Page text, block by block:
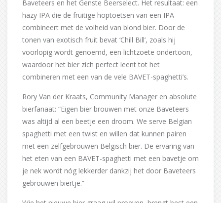
Baveteers en het Genste Beerselect. Het resultaat: een
hazy IPA die de fruitige hoptoetsen van een IPA
combineert met de volheid van blond bier. Door de
tonen van exotisch fruit bevat ‘Chill Bill’, zoals hij
voorlopig wordt genoemd, een lichtzoete ondertoon,
waardoor het bier zich perfect leent tot het
combineren met een van de vele BAVET-spaghetti’s.
Rory Van der Kraats, Community Manager en absolute
bierfanaat: “Eigen bier brouwen met onze Baveteers
was altijd al een beetje een droom. We serve Belgian
spaghetti met een twist en willen dat kunnen pairen
met een zelfgebrouwen Belgisch bier. De ervaring van
het eten van een BAVET-spaghetti met een bavetje om
je nek wordt nóg lekkerder dankzij het door Baveteers
gebrouwen biertje.”